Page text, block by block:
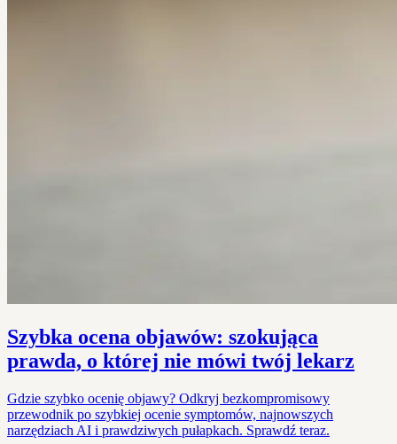
Szybka ocena objawów: szokująca
prawda, o której nie mówi twój lekarz
Gdzie szybko ocenię objawy? Odkryj bezkompromisowy
przewodnik po szybkiej ocenie symptomów, najnowszych
narzędziach AI i prawdziwych pułapkach. Sprawdź teraz.